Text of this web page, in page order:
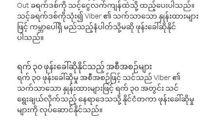
Out ခရက်ဒစ်ကို သင့်ငွေလက်ကျန်ထဲသို့ ထည့်ပေးပါသည်။
သင့်ခရက်ဒစ်ကိုသုံး၍ Viber ၏ သက်သာသော နှုန်းထားများ
ဖြင့် ကမ္ဘာပေါ်ရှိ မည်သည့်နံပါတ်သို့မဆို ဖုန်းခေါ်ဆိုနိုင်
ပါသည်။
ရက် ၃၀ ဖုန်းခေါ်ဆိုနိုင်သည့် အစီအစဉ်များ
ရက် ၃၀ ဖုန်းခေါ်ဆိုမှု အစီအစဉ်ဖြင့် သင်သည် Viber ၏
သက်သာသော နှုန်းထားများဖြင့် ရက် ၃၀ အတွင်း သင်
ရွေးချယ်လိုက်သည့် နေရာဒေသသို့ နိုင်ငံတကာ ဖုန်းခေါ်ဆိုမှု
များကို လုပ်ဆောင်နိုင်သည်။